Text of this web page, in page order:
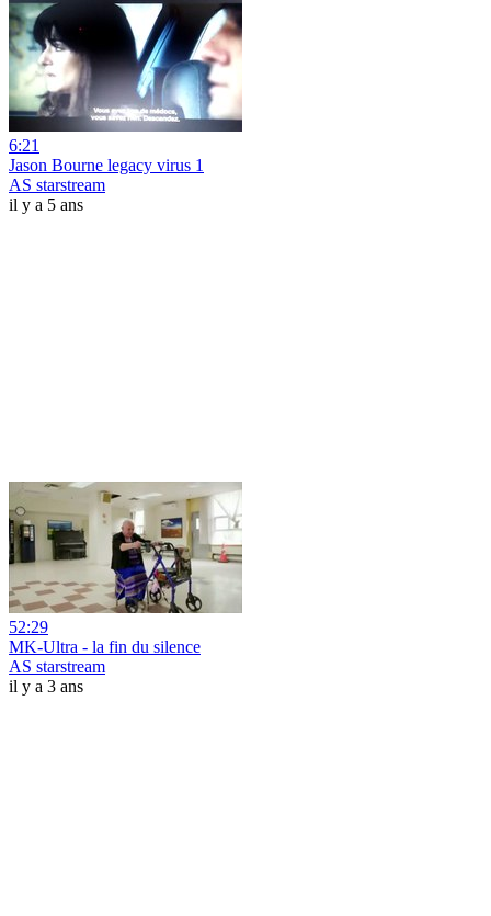
6:21
Jason Bourne legacy virus 1
AS starstream
il y a 5 ans
52:29
MK-Ultra - la fin du silence
AS starstream
il y a 3 ans